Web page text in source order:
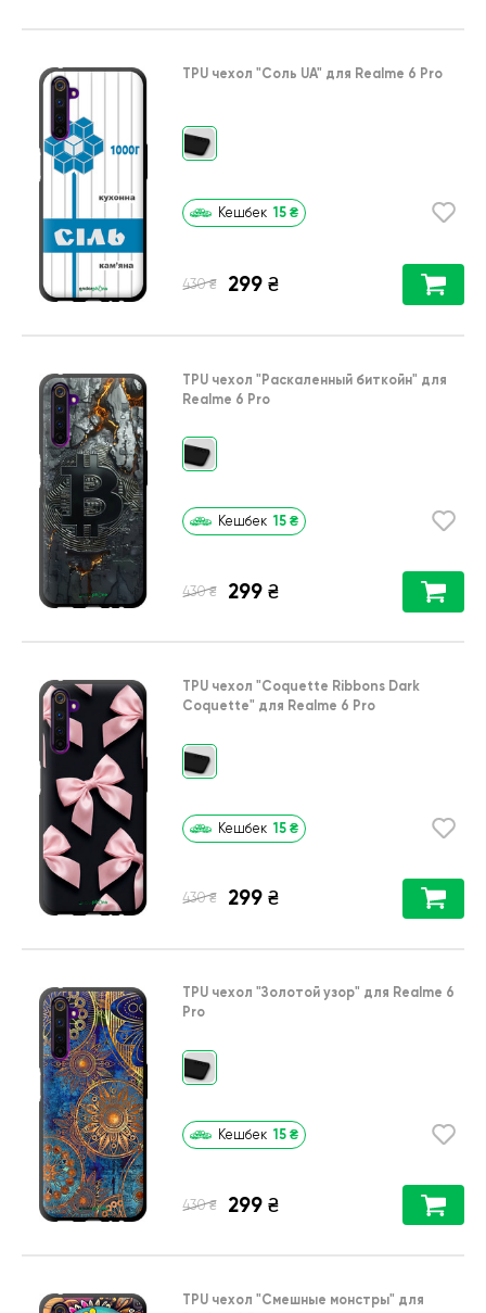
TPU чехол "Соль UA" для Realme 6 Pro
Кешбек 15 ₴
430 ₴ 299 ₴
TPU чехол "Раскаленный биткойн" для
Realme 6 Pro
Кешбек 15 ₴
430 ₴ 299 ₴
TPU чехол "Coquette Ribbons Dark
Coquette" для Realme 6 Pro
Кешбек 15 ₴
430 ₴ 299 ₴
TPU чехол "Золотой узор" для Realme 6
Pro
Кешбек 15 ₴
430 ₴ 299 ₴
TPU чехол "Cмешные монстры" для